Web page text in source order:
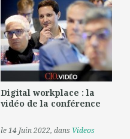
Digital workplace : la
vidéo de la conférence
le 14 Juin 2022, dans Videos